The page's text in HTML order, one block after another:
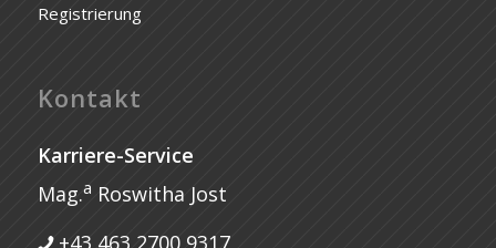
Registrierung
Kontakt
Karriere-Service
Mag.a Roswitha Jost